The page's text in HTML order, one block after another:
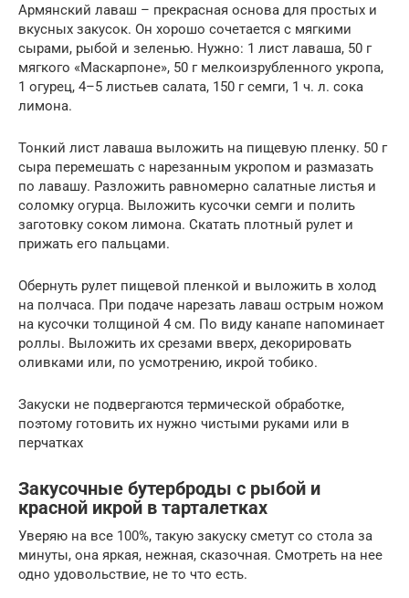
Армянский лаваш – прекрасная основа для простых и
вкусных закусок. Он хорошо сочетается с мягкими
сырами, рыбой и зеленью. Нужно: 1 лист лаваша, 50 г
мягкого «Маскарпоне», 50 г мелкоизрубленного укропа,
1 огурец, 4–5 листьев салата, 150 г семги, 1 ч. л. сока
лимона.
Тонкий лист лаваша выложить на пищевую пленку. 50 г
сыра перемешать с нарезанным укропом и размазать
по лавашу. Разложить равномерно салатные листья и
соломку огурца. Выложить кусочки семги и полить
заготовку соком лимона. Скатать плотный рулет и
прижать его пальцами.
Обернуть рулет пищевой пленкой и выложить в холод
на полчаса. При подаче нарезать лаваш острым ножом
на кусочки толщиной 4 см. По виду канапе напоминает
роллы. Выложить их срезами вверх, декорировать
оливками или, по усмотрению, икрой тобико.
Закуски не подвергаются термической обработке,
поэтому готовить их нужно чистыми руками или в
перчатках
Закусочные бутерброды с рыбой и
красной икрой в тарталетках
Уверяю на все 100%, такую закуску сметут со стола за
минуты, она яркая, нежная, сказочная. Смотреть на нее
одно удовольствие, не то что есть.